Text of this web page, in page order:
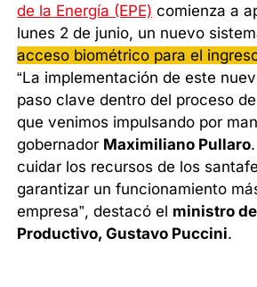
de la Energía (EPE) comienza a
lunes 2 de junio, un nuevo
acceso biométrico para el
“La implementación de este
paso clave dentro del proceso
que venimos impulsando por
gobernador Maximiliano Pullaro
cuidar los recursos de los
garantizar un funcionamiento
empresa”, destacó el ministro
Productivo, Gustavo Puccini.